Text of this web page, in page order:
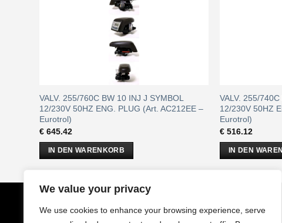
We value your privacy
We use cookies to enhance your browsing experience, serve
VALV. 255/760C BW 10 INJ J SYMBOL
12/230V 50HZ ENG. PLUG (Art. AC212EE –
Eurotrol)
€645.42
IN DEN WARENKORB
VALV. 255/
12/230V 50HZ
Eurotrol)
€ 516.12
IN DEN
CobrAmGmbH
Impressum